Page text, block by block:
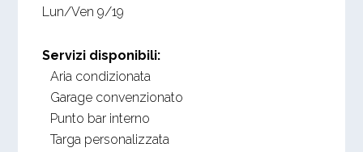
Lun/Ven 9/19
Servizi disponibili:
Aria condizionata
Garage convenzionato
Punto bar interno
Targa personalizzata